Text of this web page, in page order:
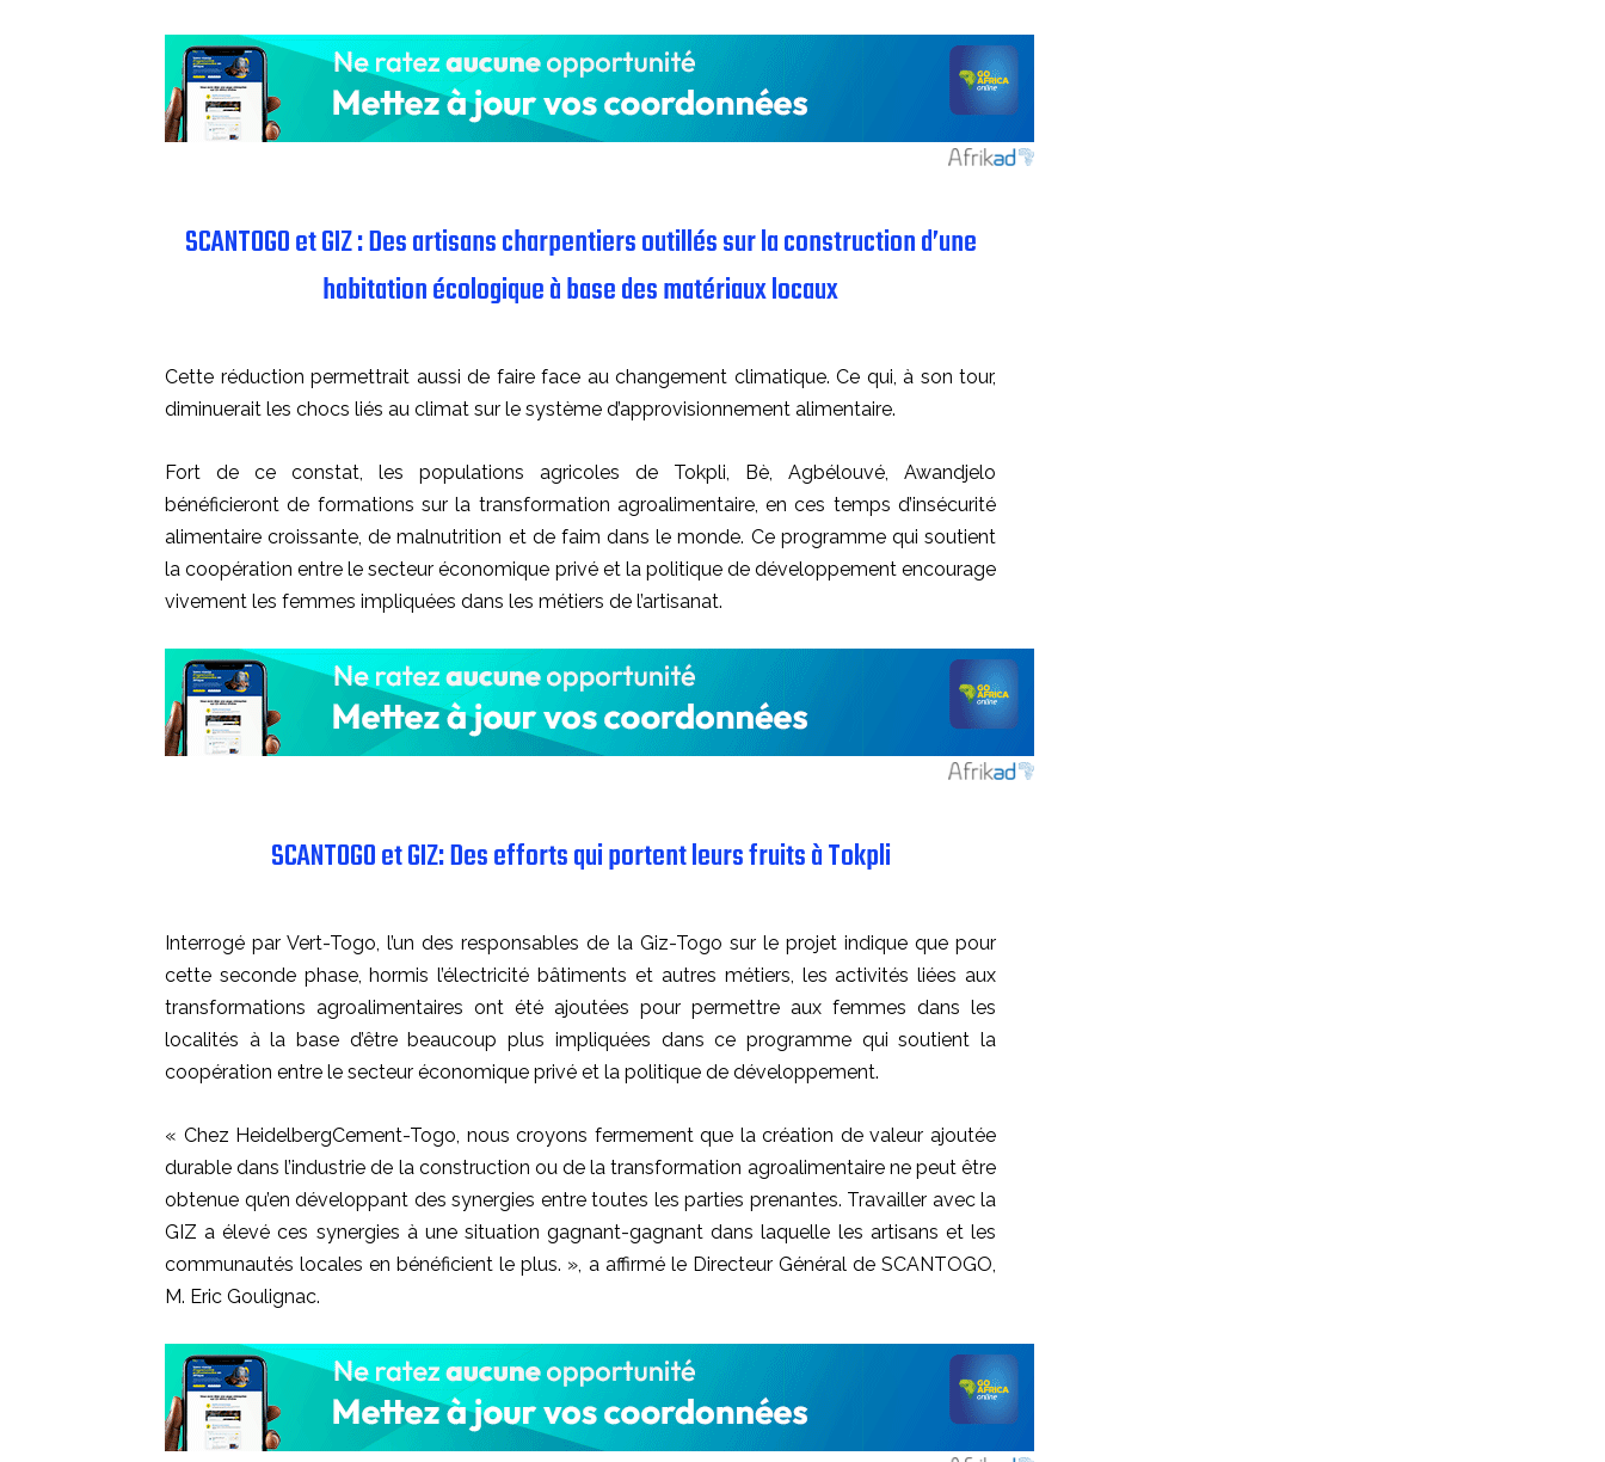
SCANTOGO et GIZ : Des artisans charpentiers outillés sur la construction d’une
habitation écologique à base des matériaux locaux
Cette réduction permettrait aussi de faire face au changement climatique. Ce qui, à son tour,
diminuerait les chocs liés au climat sur le système d’approvisionnement alimentaire.
Fort de ce constat, les populations agricoles de Tokpli, Bè, Agbélouvé, Awandjelo
bénéficieront de formations sur la transformation agroalimentaire, en ces temps d’insécurité
alimentaire croissante, de malnutrition et de faim dans le monde. Ce programme qui soutient
la coopération entre le secteur économique privé et la politique de développement encourage
vivement les femmes impliquées dans les métiers de l’artisanat.
SCANTOGO et GIZ: Des efforts qui portent leurs fruits à Tokpli
Interrogé par Vert-Togo, l’un des responsables de la Giz-Togo sur le projet indique que pour
cette seconde phase, hormis l’électricité bâtiments et autres métiers, les activités liées aux
transformations agroalimentaires ont été ajoutées pour permettre aux femmes dans les
localités à la base d’être beaucoup plus impliquées dans ce programme qui soutient la
coopération entre le secteur économique privé et la politique de développement.
« Chez HeidelbergCement-Togo, nous croyons fermement que la création de valeur ajoutée
durable dans l’industrie de la construction ou de la transformation agroalimentaire ne peut être
obtenue qu’en développant des synergies entre toutes les parties prenantes. Travailler avec la
GIZ a élevé ces synergies à une situation gagnant-gagnant dans laquelle les artisans et les
communautés locales en bénéficient le plus. », a affirmé le Directeur Général de SCANTOGO,
M. Eric Goulignac.